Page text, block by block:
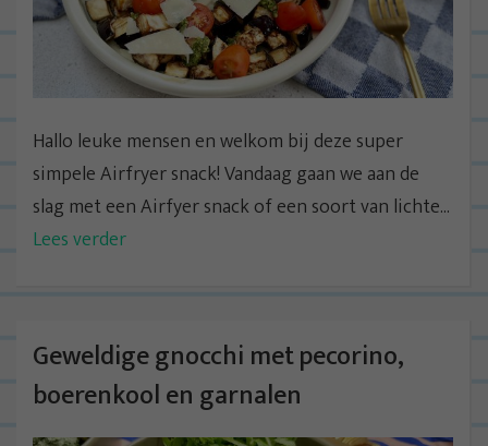
Hallo leuke mensen en welkom bij deze super
simpele Airfryer snack! Vandaag gaan we aan de
slag met een Airfyer snack of een soort van lichte...
Lees verder
Geweldige gnocchi met pecorino,
boerenkool en garnalen